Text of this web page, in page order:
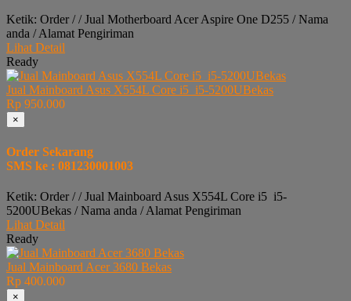
Ketik: Order / / Jual Motherboard Acer Aspire One D255 / Nama
anda / Alamat Pengiriman
Lihat Detail
Ready
Jual Mainboard Asus X554L Core i5 i5-5200UBekas
Rp 950.000
×
Order Sekarang
SMS ke : 081230001003
Ketik: Order / / Jual Mainboard Asus X554L Core i5 i5-
5200UBekas / Nama anda / Alamat Pengiriman
Lihat Detail
Ready
Jual Mainboard Acer 3680 Bekas
Rp 400.000
×